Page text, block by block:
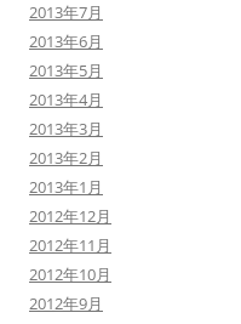
2013年7月
2013年6月
2013年5月
2013年4月
2013年3月
2013年2月
2013年1月
2012年12月
2012年11月
2012年10月
2012年9月